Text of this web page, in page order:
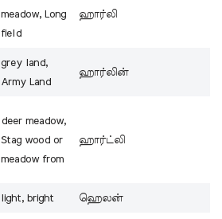
meadow, Long
field
ஹார்லி
grey land,
Army Land
ஹார்லின்
deer meadow,
Stag wood or
meadow from
ஹார்ட்லி
light, bright ஹெலன்